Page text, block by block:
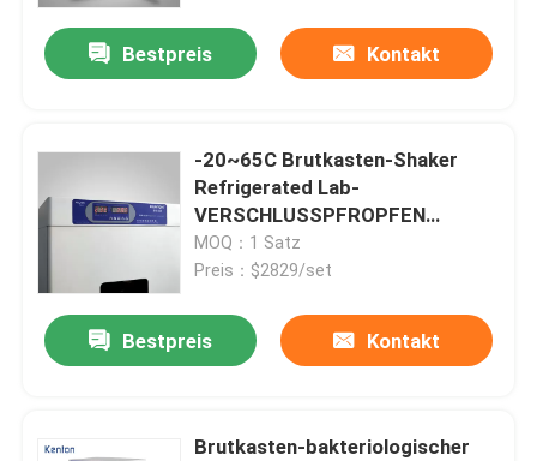
Bestpreis Kontakt
-20~65C Brutkasten-Shaker
Refrigerated Lab-
VERSCHLUSSPFROPFEN
Brutkasten in der Mikrobiologie
MOQ：1 Satz
Preis：$2829/set
Bestpreis Kontakt
Brutkasten-bakteriologischer